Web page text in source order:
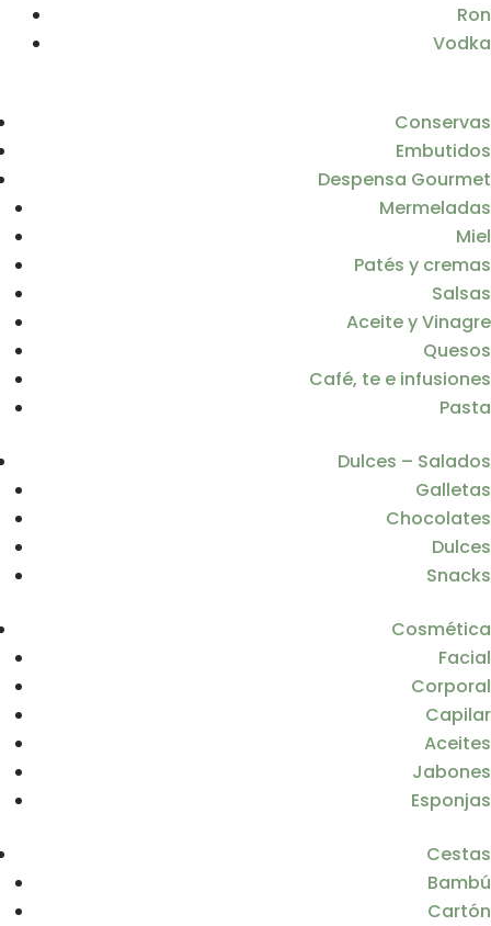
Ron
Vodka
Conservas
Embutidos
Despensa Gourmet
Mermeladas
Miel
Patés y cremas
Salsas
Aceite y Vinagre
Quesos
Café, te e infusiones
Pasta
Dulces – Salados
Galletas
Chocolates
Dulces
Snacks
Cosmética
Facial
Corporal
Capilar
Aceites
Jabones
Esponjas
Cestas
Bambú
Cartón